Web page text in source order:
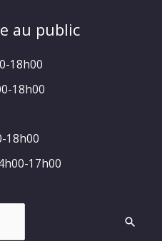
au public
18h00
18h00
18h00
17h00